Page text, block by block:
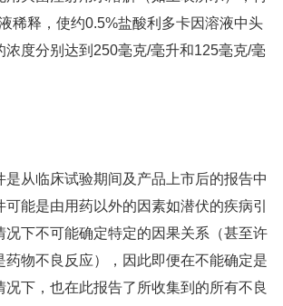
稀释，使约0.5%盐酸利多卡因溶液中头
浓度分别达到250毫克/毫升和125毫克/毫
是从临床试验期间及产品上市后的报告中
能是由用药以外的因素如潜伏的疾病引
况下不可能确定特定的因果关系（甚至许
药物不良反应），因此即便在不能确定是
况下，也在此报告了所收集到的所有不良